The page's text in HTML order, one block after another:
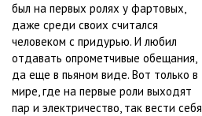
был на первых ролях у фартовых,
даже среди своих считался
человеком с придурью. И любил
отдавать опрометчивые обещания,
да еще в пьяном виде. Вот только в
мире, где на первые роли выходят
пар и электричество, так вести себя